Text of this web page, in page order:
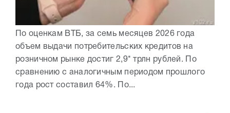
По оценкам ВТБ, за семь месяцев 2026 года
объем выдачи потребительских кредитов на
розничном рынке достиг 2,9* трлн рублей. По
сравнению с аналогичным периодом прошлого
года рост составил 64%. По...